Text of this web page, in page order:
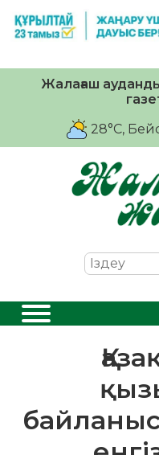
Жалағаш
28°C,